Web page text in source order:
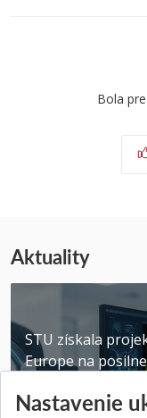
Bola
Aktuality
STU získala
Europe na
Publikované
Nastavenie